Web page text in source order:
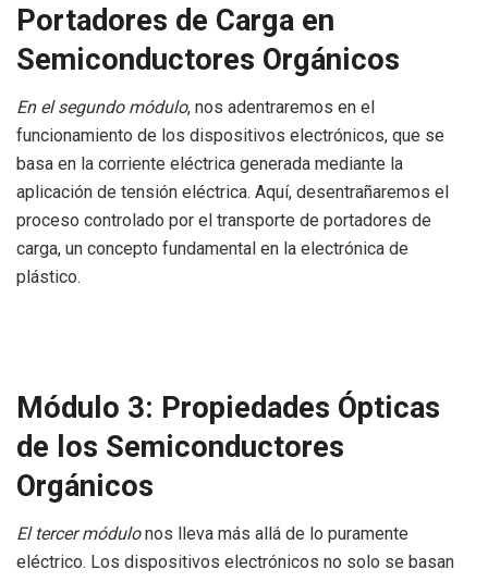
Portadores de Carga en
Semiconductores Orgánicos
En el segundo módulo, nos adentraremos en el
funcionamiento de los dispositivos electrónicos, que se
basa en la corriente eléctrica generada mediante la
aplicación de tensión eléctrica. Aquí, desentrañaremos el
proceso controlado por el transporte de portadores de
carga, un concepto fundamental en la electrónica de
plástico.
Módulo 3: Propiedades Ópticas
de los Semiconductores
Orgánicos
El tercer módulonos lleva más allá de lo puramente
eléctrico. Los dispositivos electrónicos no solo se basan